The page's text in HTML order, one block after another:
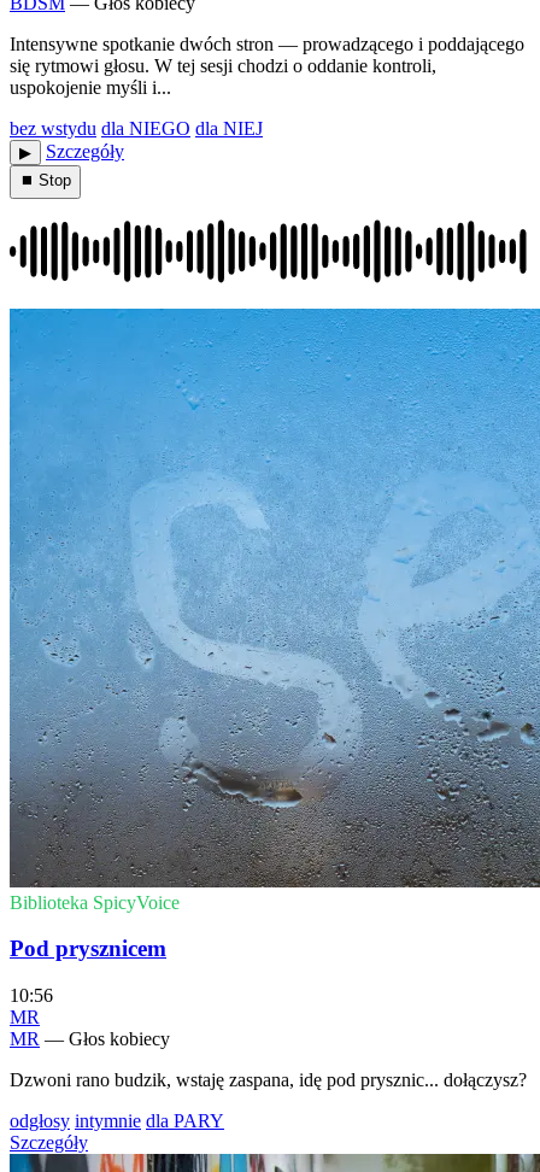
Intensywne spotkanie dwóch stron — prowadzącego i poddającego
się rytmowi głosu. W tej sesji chodzi o oddanie kontroli,
uspokojenie myśli i...
bez wstydu dla NIEGO dla NIEJ
▶︎ Szczegóły
⏹ Stop
Biblioteka SpicyVoice
Pod prysznicem
10:56
MR
MR — Głos kobiecy
Dzwoni rano budzik, wstaję zaspana, idę pod prysznic... dołączysz?
odgłosy intymnie dla PARY
Szczegóły